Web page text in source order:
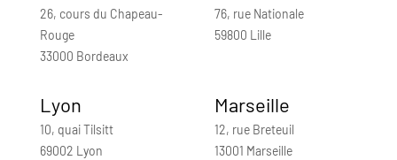
26, cours du Chapeau-
Rouge
33000 Bordeaux
76, rue Nationale
59800 Lille
Lyon
10, quai Tilsitt
69002 Lyon
Marseille
12, rue Breteuil
13001 Marseille